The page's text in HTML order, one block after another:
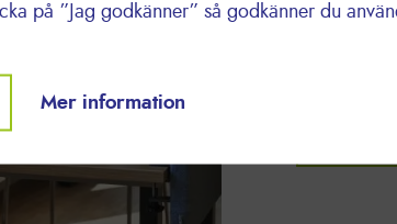
på ”Jag godkänner” så godkänner du
Mer information
ytterligare